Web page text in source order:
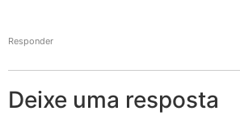
Responder
Deixe uma resposta